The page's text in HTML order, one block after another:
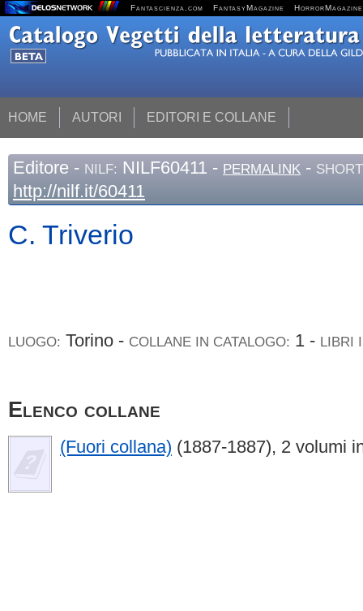
Fantascienza.com FantasyMagazine HorrorMagazine
HOME AUTORI EDITORI E COLLANE
Editore - NILF: NILF60411 - PERMALINK -
http://nilf.it/60411
C. Triverio
LUOGO: Torino - COLLANE IN CATALOGO: 1 - LIBRI
Elenco collane
(Fuori collana) (1887-1887), 2 volumi